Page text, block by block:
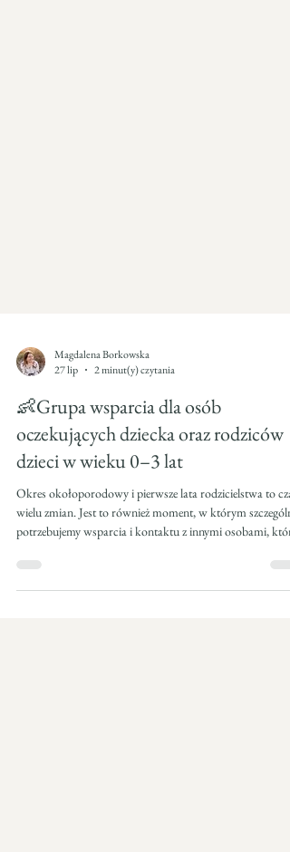
27 lip
2 minut(y) czytania
👶Grupa wsparcia dla osób
oczekujących dziecka oraz rodziców
dzieci w wieku 0–3 lat
Okres okołoporodowy i pierwsze lata rodzicielstwa to czas
potrzebujemy wsparcia i kontaktu z innymi osobami, które
przechodzą lub przeszły podobne doświadczenia.